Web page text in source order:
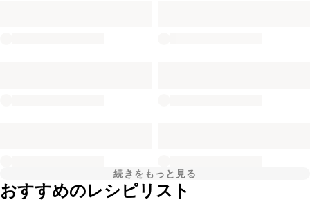
続きをもっと見る
おすすめのレシピリスト